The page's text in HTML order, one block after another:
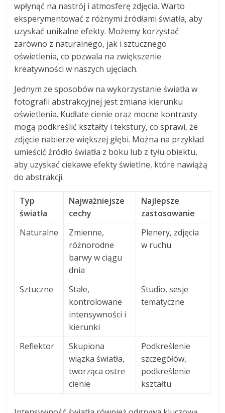
wpłynąć na nastrój i atmosferę zdjęcia. Warto
eksperymentować z różnymi źródłami światła, aby
uzyskać unikalne efekty. Możemy korzystać
zarówno z naturalnego, jak i sztucznego
oświetlenia, co pozwala na zwiększenie
kreatywności w naszych ujęciach.
Jednym ze sposobów na wykorzystanie światła w
fotografii abstrakcyjnej jest zmiana kierunku
oświetlenia. Kudłate cienie oraz mocne kontrasty
mogą podkreślić kształty i tekstury, co sprawi, że
zdjęcie nabierze większej głębi. Można na przykład
umieścić źródło światła z boku lub z tyłu obiektu,
aby uzyskać ciekawe efekty świetlne, które nawiążą
do abstrakcji.
Typ
światła
Najważniejsze
cechy
Najlepsze
zastosowanie
Naturalne
Zmienne,
różnorodne
barwy w ciągu
dnia
Plenery, zdjęcia
w ruchu
Sztuczne
Stałe,
kontrolowane
intensywności i
kierunki
Studio, sesje
tematyczne
Reflektor
Skupiona
wiązka światła,
tworząca ostre
cienie
Podkreślenie
szczegółów,
podkreślenie
kształtu